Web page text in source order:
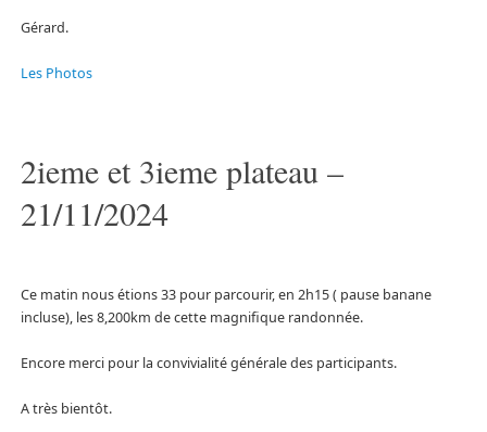
Gérard.
Les Photos
2ieme et 3ieme plateau –
21/11/2024
Ce matin nous étions 33 pour parcourir, en 2h15 ( pause banane
incluse), les 8,200km de cette magnifique randonnée.
Encore merci pour la convivialité générale des participants.
A très bientôt.